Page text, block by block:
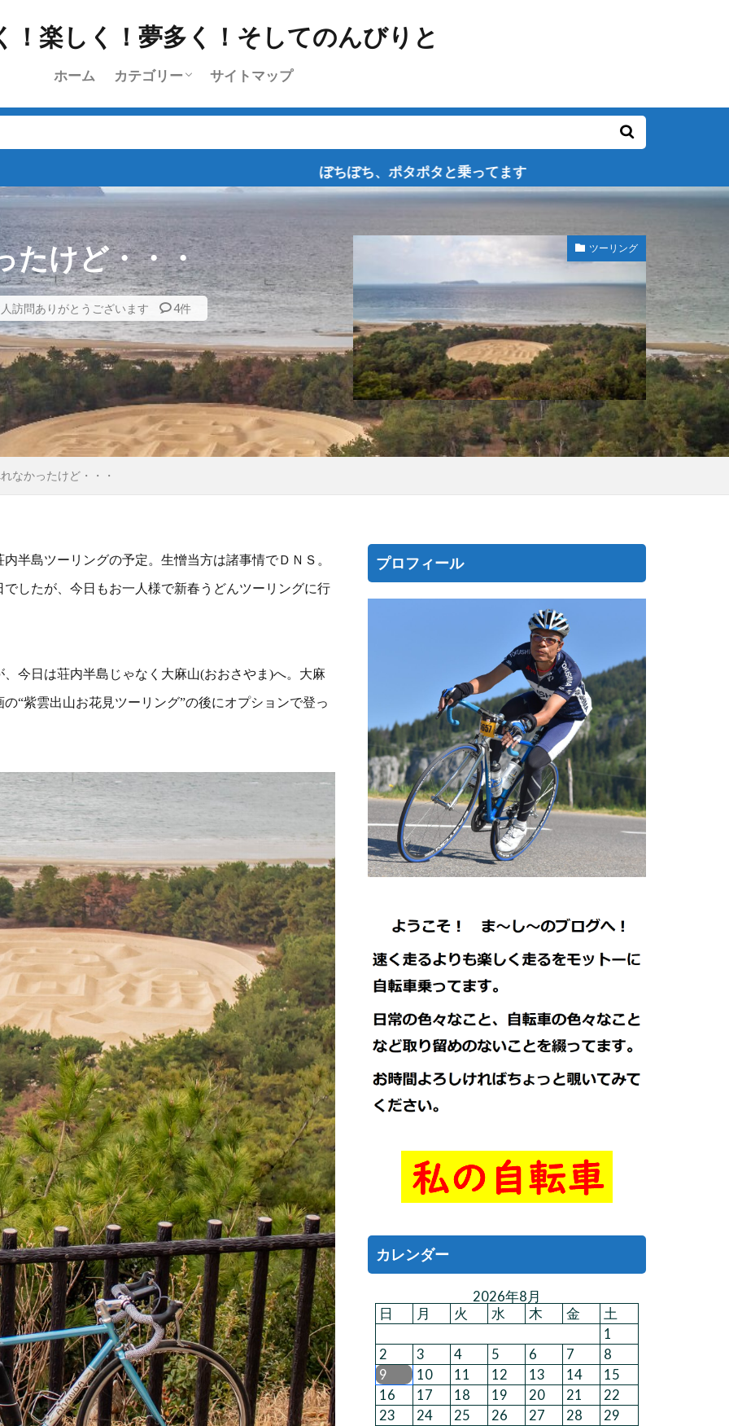
ホーム カテゴリー
挨拶
雑記
l’Etape du Tour
ちょっと乗り
ツーリング
日常
レース
ブログラインズ・お深い
サイトマップ
ぼちぼち、ポタポタと乗ってます
たけど・・・
訪問ありがとうございます 4件
ツーリング
なかったけど・・・
半島ツーリングの予定。生憎当方は諸事情でＤＮＳ。
したが、今日もお一人様で新春うどんツーリングに行
今日は荘内半島じゃなく 大麻山(おおさやま)へ。大麻
“紫雲出山お花見ツーリング”の後にオプションで登っ
プロフィール
カレンダー
2026年8月
日
月 火 水 木 金
土
1
2
3 4 5 6 7
8
9
10 11 12 13 14
15
16
17 18 19 20 21
22
23
24 25 26 27 28
29